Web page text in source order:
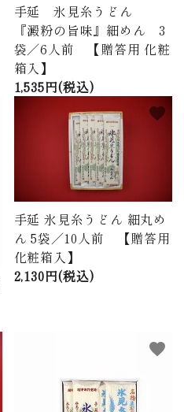
手延 氷見糸うどん
『澱粉の旨味』細めん 3
袋／6人前 【贈答用 化粧
箱入】
1,535円(税込)
手延 氷見糸うどん 細丸め
ん 5袋／10人前 【贈答用
化粧箱入】
2,130円(税込)
favorite
favorite